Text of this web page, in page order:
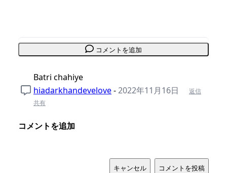
コメントを追加
Batri chahiye
hiadarkhandevelove-2022年11月16日
返信
共有
コメントを追加
キャンセル コメントを投稿